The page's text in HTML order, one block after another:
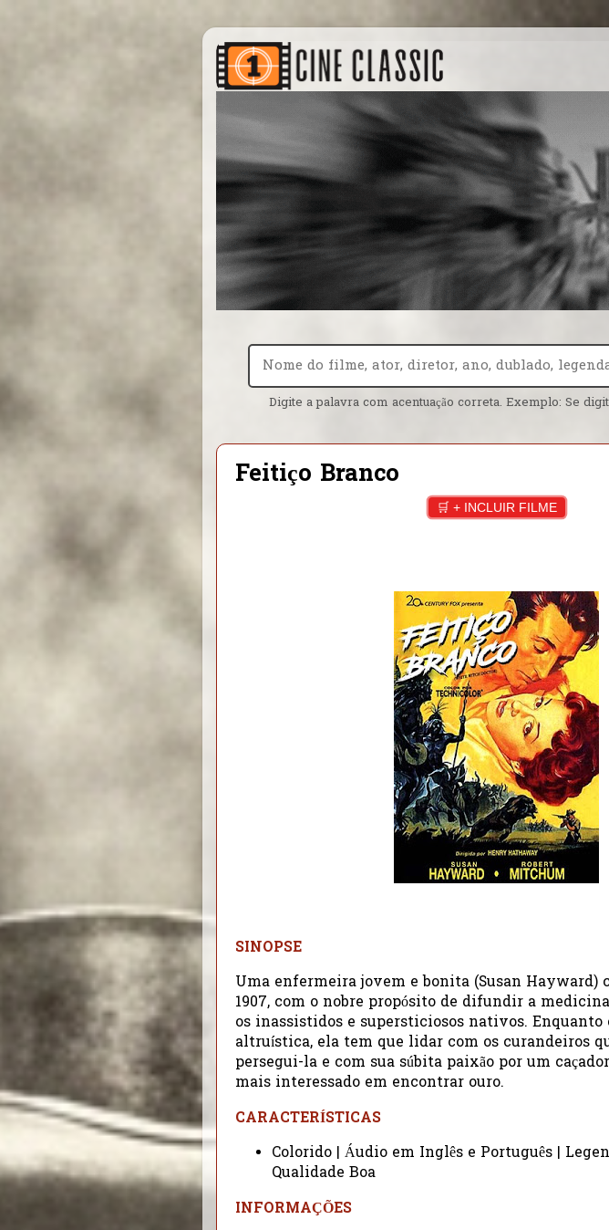
Digite a palavra com acentuação correta. Exemplo: Se
Feitiço Branco
🛒 + INCLUIR FILME
SINOPSE
Uma enfermeira jovem e bonita (Susan Hayward)
1907, com o nobre propósito de difundir a
os inassistidos e supersticiosos nativos.
altruística, ela tem que lidar com os curandeiros
persegui-la e com sua súbita paixão por um
mais interessado em encontrar ouro.
CARACTERÍSTICAS
Colorido | Áudio em Inglês e Português |
Qualidade Boa
INFORMAÇÕES